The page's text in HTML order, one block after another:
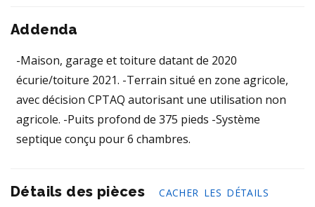
Addenda
-Maison, garage et toiture datant de 2020
écurie/toiture 2021. -Terrain situé en zone agricole,
avec décision CPTAQ autorisant une utilisation non
agricole. -Puits profond de 375 pieds -Système
septique conçu pour 6 chambres.
Détails des pièces
CACHER LES DÉTAILS